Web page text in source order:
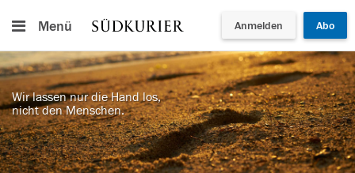
Menü Anmelden Abo
Wir lassen nur die Hand los,
nicht den Menschen.